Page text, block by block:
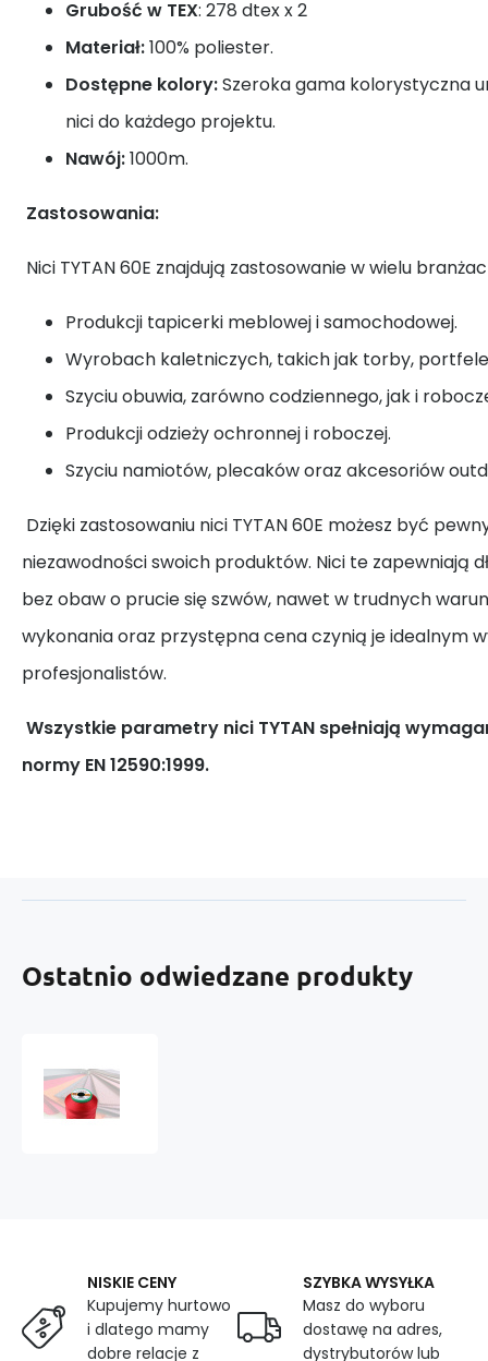
Grubość w TEX: 278 dtex x 2
Materiał:100% poliester.
Dostępne kolory:Szeroka gama kolorystyczna
nici do każdego projektu.
Nawój:1000m.
Zastosowania:
Nici TYTAN 60E znajdują zastosowanie w wielu
Produkcji tapicerki meblowej i samochodowej.
Wyrobach kaletniczych, takich jak torby,
Szyciu obuwia, zarówno codziennego, jak i
Produkcji odzieży ochronnej i roboczej.
Szyciu namiotów, plecaków oraz akcesoriów
Dzięki zastosowaniu nici TYTAN 60E możesz być
niezawodności swoich produktów. Nici te zapewniają
bez obaw o prucie się szwów, nawet w trudnych
wykonania oraz przystępna cena czynią je idealnym
profesjonalistów.
Wszystkie parametry nici TYTAN spełniają
normy EN 12590:1999.
Ostatnio odwiedzane produkty
NISKIE CENY
Kupujemy hurtowo
i dlatego mamy
dobre relacje z
SZYBKA WYSYŁKA
Masz do wyboru
dostawę na adres,
dystrybutorów lub